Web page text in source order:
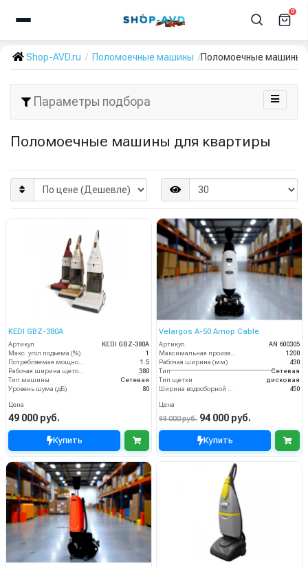
0
Shop-AVD.ru Поломоечные машины Поломоечные машины
Параметры подбора
Поломоечные машины для квартиры
KEDI GBZ-380A
Артикул
KEDI GBZ-380A
Макс. угол подъема (%)
1
1.5
380
Тип машины
Сетевая
Уровень шума (дБ)
80
Цена
49 000 руб.
Купить
Velargos A-50 Amop Cable
Артикул
AN 600305
1200
Рабочая ширина (мм)
430
Тип
Сетевая
Тип щетки
дисковая
450
Цена
99 000 руб. 94 000 руб.
Купить